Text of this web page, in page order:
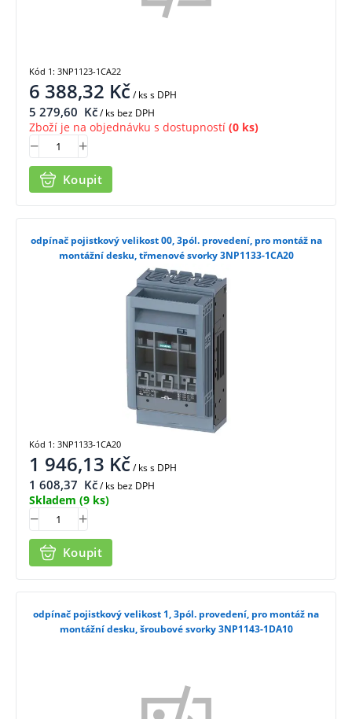
6 388,32 Kč/ kss DPH
5 279,60 Kč/ ks bez DPH
Zboží je na objednávku s dostupností (0 ks)
Koupit
Kód 1: 3NP1123-1CA22
odpínač pojistkový velikost 00, 3pól. provedení, pro montáž na
montážní desku, třmenové svorky 3NP1133-1CA20
1 946,13 Kč/ kss DPH
1 608,37 Kč/ ks bez DPH
Skladem (9 ks)
Koupit
Kód 1: 3NP1133-1CA20
odpínač pojistkový velikost 1, 3pól. provedení, pro montáž na
montážní desku, šroubové svorky 3NP1143-1DA10